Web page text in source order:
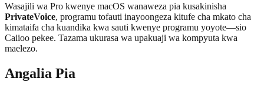
Wasajili wa Pro kwenye macOS wanaweza pia kusakinisha
PrivateVoice, programu tofauti inayoongeza kitufe cha mkato cha
kimataifa cha kuandika kwa sauti kwenye programu yoyote—sio
Caiioo pekee. Tazama ukurasa wa upakuaji wa kompyuta kwa
maelezo.
Angalia Pia